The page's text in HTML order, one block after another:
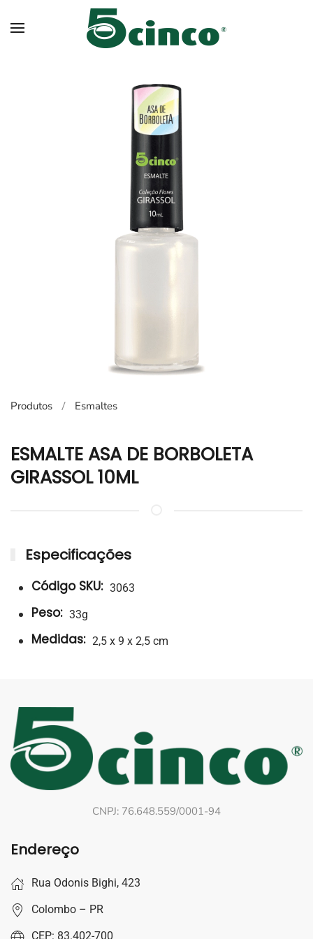
Skip to main content
Produtos Esmaltes
ESMALTE ASA DE BORBOLETA
GIRASSOL 10ML
Especificações
Código SKU: 3063
Peso: 33g
Medidas: 2,5 x 9 x 2,5 cm
CNPJ: 76.648.559/0001-94
Endereço
Rua Odonis Bighi, 423
Colombo – PR
CEP: 83.402-700